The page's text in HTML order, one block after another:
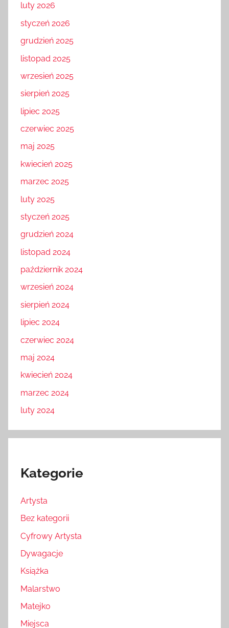
luty 2026
styczeń 2026
grudzień 2025
listopad 2025
wrzesień 2025
sierpień 2025
lipiec 2025
czerwiec 2025
maj 2025
kwiecień 2025
marzec 2025
luty 2025
styczeń 2025
grudzień 2024
listopad 2024
październik 2024
wrzesień 2024
sierpień 2024
lipiec 2024
czerwiec 2024
maj 2024
kwiecień 2024
marzec 2024
luty 2024
Kategorie
Artysta
Bez kategorii
Cyfrowy Artysta
Dywagacje
Książka
Malarstwo
Matejko
Miejsca